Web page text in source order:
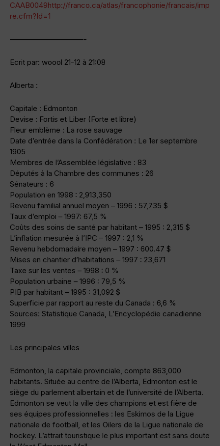
CAAB0049http://franco.ca/atlas/francophonie/francais/imp
re.cfm?Id=1
——————————-
Ecrit par: woool 21-12 à 21:08
Alberta :
Capitale : Edmonton
Devise : Fortis et Liber (Forte et libre)
Fleur emblème : La rose sauvage
Date d’entrée dans la Confédération : Le 1er septembre
1905
Membres de l’Assemblée législative : 83
Députés à la Chambre des communes : 26
Sénateurs : 6
Population en 1998 : 2,913,350
Revenu familial annuel moyen – 1996 : 57,735 $
Taux d’emploi – 1997: 67,5 %
Coûts des soins de santé par habitant – 1995 : 2,315 $
L’inflation mesurée à l’IPC – 1997 : 2,1 %
Revenu hebdomadaire moyen – 1997 : 600.47 $
Mises en chantier d’habitations – 1997 : 23,671
Taxe sur les ventes – 1998 : 0 %
Population urbaine – 1996 : 79,5 %
PIB par habitant – 1995 : 31,092 $
Superficie par rapport au reste du Canada : 6,6 %
Sources: Statistique Canada, L’Encyclopédie canadienne
1999
Les principales villes
Edmonton, la capitale provinciale, compte 863,000
habitants. Située au centre de l’Alberta, Edmonton est le
siège du parlement albertain et de l’université de l’Alberta.
Edmonton se veut la ville des champions et est fière de
ses équipes professionnelles : les Eskimos de la Ligue
nationale de football, et les Oilers de la Ligue nationale de
hockey. L’attrait touristique le plus important est sans doute